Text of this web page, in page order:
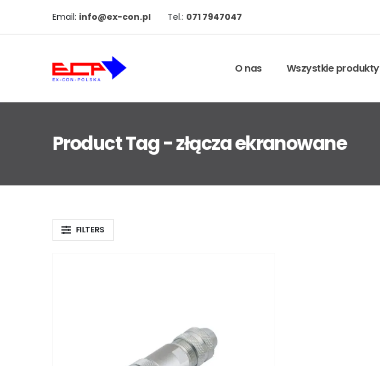
Email: info@ex-con.pl Tel.: 071 7947047
O nas Wszystkie produkty
Product Tag - złącza ekranowane
FILTERS